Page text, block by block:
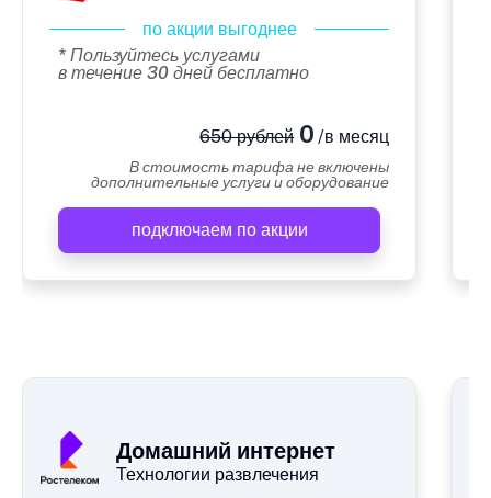
по акции выгоднее
* Пользуйтесь услугами
в течение 30 дней бесплатно
650 рублей0 /в месяц
В стоимость тарифа не включены
дополнительные услуги и оборудование
подключаем по акции
Домашний интернет
Технологии развлечения